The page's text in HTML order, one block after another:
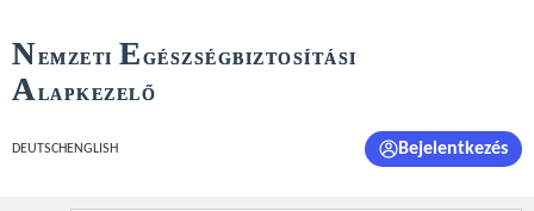
NEMZETI E GÉSZSÉGBIZTOSÍTÁSI
ALAPKEZELŐ
DEUTSCH ENGLISH Bejelentkezés